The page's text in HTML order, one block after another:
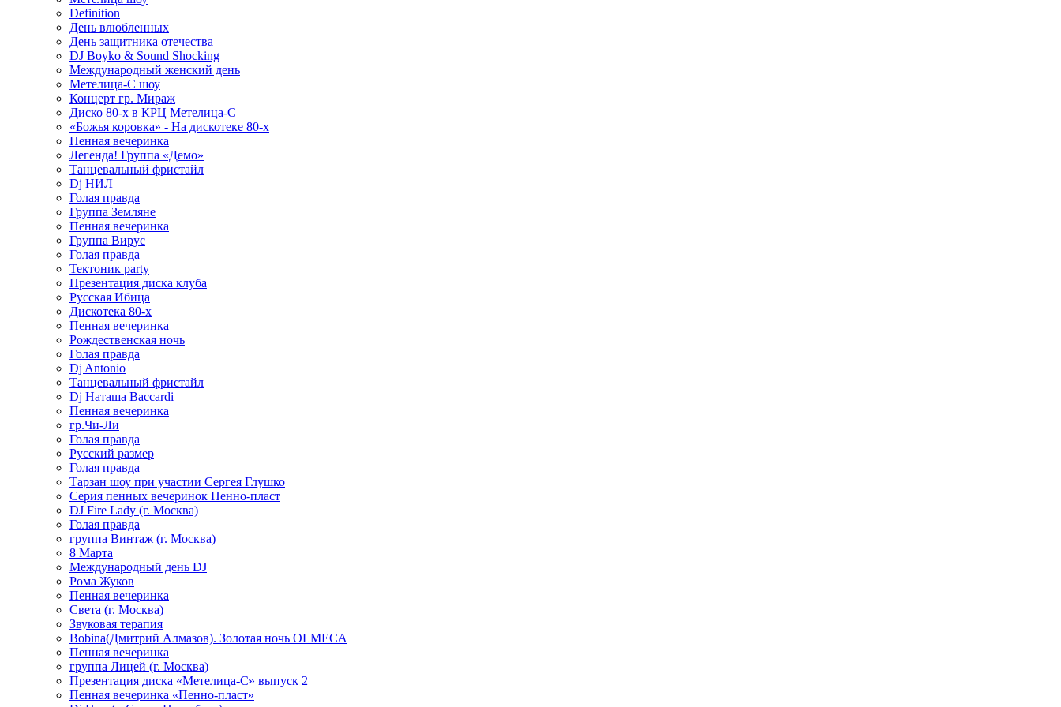
Definition
День влюбленных
День защитника отечества
DJ Boyko & Sound Shocking
Международный женский день
Метелица-С шоу
Концерт гр. Мираж
Диско 80-х в КРЦ Метелица-С
«Божья коровка» - На дискотеке 80-х
Пенная вечеринка
Легенда! Группа «Демо»
Танцевальный фристайл
Dj НИЛ
Голая правда
Группа Земляне
Пенная вечеринка
Группа Вирус
Голая правда
Тектоник party
Презентация диска клуба
Русская Ибица
Дискотека 80-х
Пенная вечеринка
Рождественская ночь
Голая правда
Dj Antonio
Танцевальный фристайл
Dj Наташа Baccardi
Пенная вечеринка
гр.Чи-Ли
Голая правда
Русский размер
Голая правда
Тарзан шоу при участии Сергея Глушко
Серия пенных вечеринок Пенно-пласт
DJ Fire Lady (г. Москва)
Голая правда
группа Винтаж (г. Москва)
8 Марта
Международный день DJ
Рома Жуков
Пенная вечеринка
Света (г. Москва)
Звуковая терапия
Bobina(Дмитрий Алмазов). Золотая ночь OLMECA
Пенная вечеринка
группа Лицей (г. Москва)
Презентация диска «Метелица-С» выпуск 2
Пенная вечеринка «Пенно-пласт»